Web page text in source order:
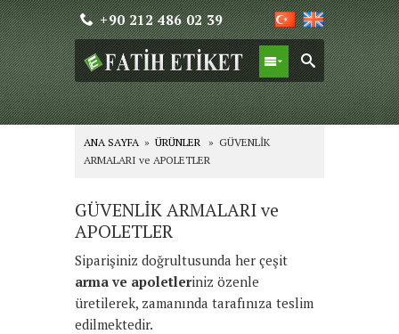
+90 212 486 02 39
ANA SAYFA » ÜRÜNLER » GÜVENLİK
ARMALARI ve APOLETLER
GÜVENLİK ARMALARI ve
APOLETLER
Siparişiniz doğrultusunda her çeşit
arma ve apoletleriniz özenle
üretilerek, zamanında tarafınıza teslim
edilmektedir.